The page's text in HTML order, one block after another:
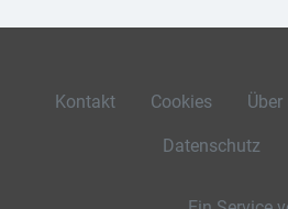
Kontakt Cookies Über
Datenschutz